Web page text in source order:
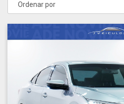
Ordenar por